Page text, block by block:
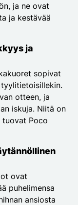
ja ne ovat
ja kestävää
ja
sopivat
otteen, ja
iskuja. Niitä on
tuovat Poco
ovat
puhelimensa
ansiosta